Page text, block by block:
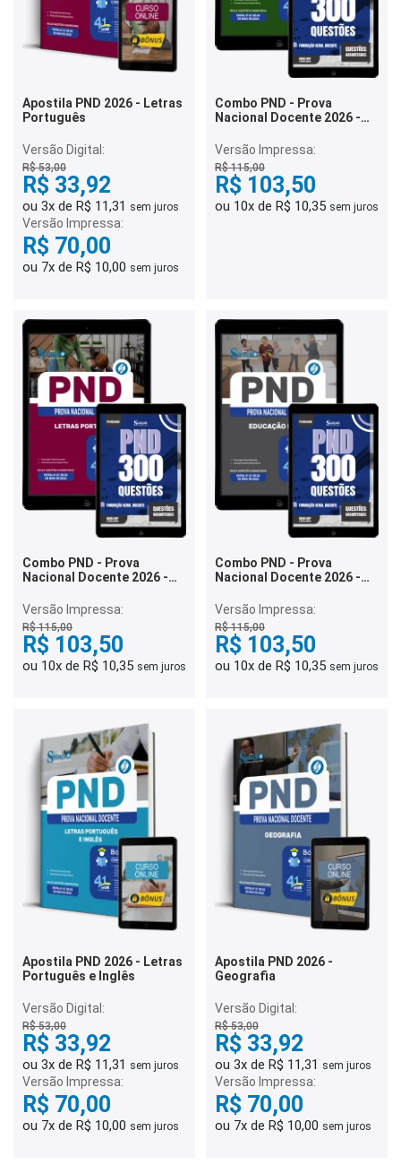
Apostila PND 2026 - Letras
Português
Versão Digital:
R$ 53,00
R$ 33,92
ou 3x de R$ 11,31 sem juros
Versão Impressa:
R$ 70,00
ou 7x de R$ 10,00 sem juros
Combo PND - Prova
Nacional Docente 2026 -
Versão Impressa:
R$ 115,00
R$ 103,50
ou 10x de R$ 10,35 sem juros
Combo PND - Prova
Nacional Docente 2026 -
Versão Impressa:
R$ 115,00
R$ 103,50
ou 10x de R$ 10,35 sem juros
Combo PND - Prova
Nacional Docente 2026 -
Versão Impressa:
R$ 115,00
R$ 103,50
ou 10x de R$ 10,35 sem juros
Apostila PND 2026 - Letras
Português e Inglês
Versão Digital:
R$ 53,00
R$ 33,92
ou 3x de R$ 11,31 sem juros
Versão Impressa:
R$ 70,00
ou 7x de R$ 10,00 sem juros
Apostila PND 2026 -
Geografia
Versão Digital:
R$ 53,00
R$ 33,92
ou 3x de R$ 11,31 sem juros
Versão Impressa:
R$ 70,00
ou 7x de R$ 10,00 sem juros